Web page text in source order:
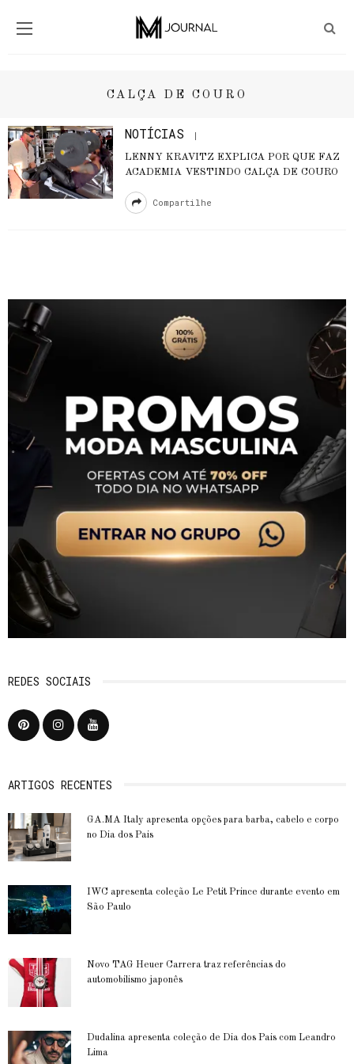
CALÇA DE COURO
NOTÍCIAS
LENNY KRAVITZ EXPLICA POR QUE FAZ
ACADEMIA VESTINDO CALÇA DE COURO
Compartilhe
REDES SOCIAIS
ARTIGOS RECENTES
GA.MA Italy apresenta opções para barba, cabelo e corpo
no Dia dos Pais
IWC apresenta coleção Le Petit Prince durante evento em
São Paulo
Novo TAG Heuer Carrera traz referências do
automobilismo japonês
Dudalina apresenta coleção de Dia dos Pais com Leandro
Lima